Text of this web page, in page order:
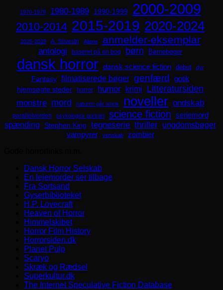
1970-1979 1980-1989 1990-1999 2000-2009
2010-2014 2015-2019 2020-2024
2025-2029 A. Silvestri Aliens anmelder-eksemplar
antologi baseret på en bog børn Børnebøger
dansk horror dansk science fiction debut dyr
Fantasy filmatiserede bøger genfærd
gotik
hjemsøgte steder
horror humor krimi Litteratursiden
monstre mord naturen går amok noveller ondskab
parallelverden psykologisk portræt science fiction seriemord
spænding Stephen King tegneserie thriller ungdomsbøger
vampyrer venskab
zombier
Dansk Horror Selskab
En lejemorder ser tilbage
Fra Sortsand
Gyserbiblioteket
H.P. Lovecraft
Heaven of Horror
Himmelskibet
Horror Film History
Horrorsiden.dk
Planet Pulp
Scaryo
Skræk og Rædsel
Superkultur.dk
The Internet Speculative Fiction Database